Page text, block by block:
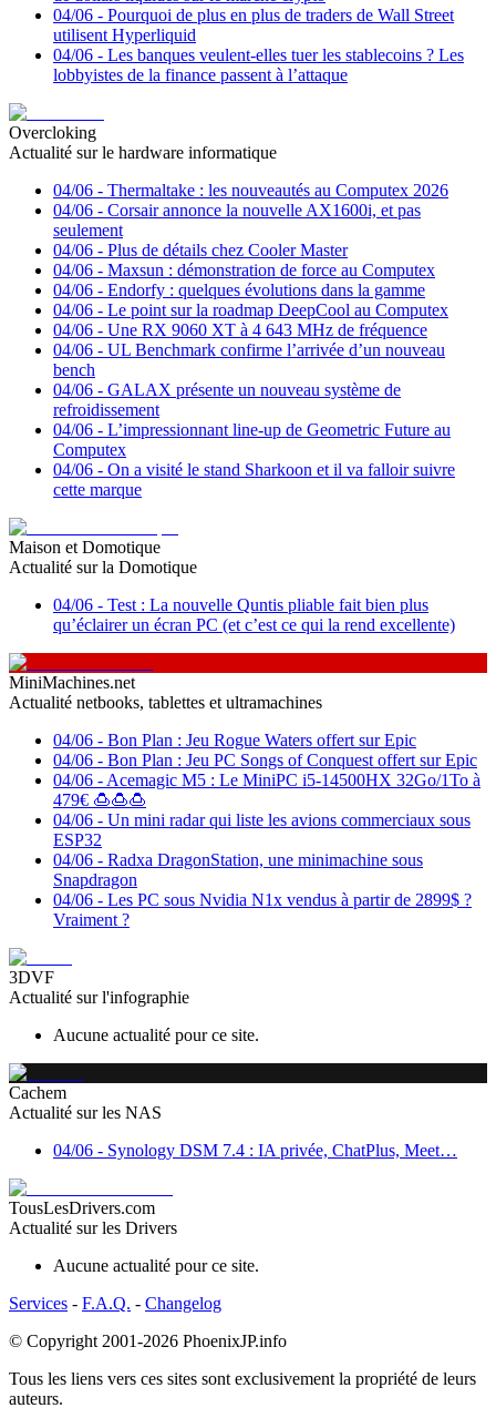
04/06 - Pourquoi de plus en plus de traders de Wall Street
utilisent Hyperliquid
04/06 - Les banques veulent-elles tuer les stablecoins ? Les
lobbyistes de la finance passent à l’attaque
Overcloking
Actualité sur le hardware informatique
04/06 - Thermaltake : les nouveautés au Computex 2026
04/06 - Corsair annonce la nouvelle AX1600i, et pas
seulement
04/06 - Plus de détails chez Cooler Master
04/06 - Maxsun : démonstration de force au Computex
04/06 - Endorfy : quelques évolutions dans la gamme
04/06 - Le point sur la roadmap DeepCool au Computex
04/06 - Une RX 9060 XT à 4 643 MHz de fréquence
04/06 - UL Benchmark confirme l’arrivée d’un nouveau
bench
04/06 - GALAX présente un nouveau système de
refroidissement
04/06 - L’impressionnant line-up de Geometric Future au
Computex
04/06 - On a visité le stand Sharkoon et il va falloir suivre
cette marque
Maison et Domotique
Actualité sur la Domotique
04/06 - Test : La nouvelle Quntis pliable fait bien plus
qu’éclairer un écran PC (et c’est ce qui la rend excellente)
MiniMachines.net
Actualité netbooks, tablettes et ultramachines
04/06 - Bon Plan : Jeu Rogue Waters offert sur Epic
04/06 - Bon Plan : Jeu PC Songs of Conquest offert sur Epic
04/06 - Acemagic M5 : Le MiniPC i5-14500HX 32Go/1To à
479€ 🍮🍮🍮
04/06 - Un mini radar qui liste les avions commerciaux sous
ESP32
04/06 - Radxa DragonStation, une minimachine sous
Snapdragon
04/06 - Les PC sous Nvidia N1x vendus à partir de 2899$ ?
Vraiment ?
3DVF
Actualité sur l'infographie
Aucune actualité pour ce site.
Cachem
Actualité sur les NAS
04/06 - Synology DSM 7.4 : IA privée, ChatPlus, Meet…
TousLesDrivers.com
Actualité sur les Drivers
Aucune actualité pour ce site.
Services - F.A.Q. - Changelog
© Copyright 2001-2026 PhoenixJP.info
Tous les liens vers ces sites sont exclusivement la propriété de leurs
auteurs.